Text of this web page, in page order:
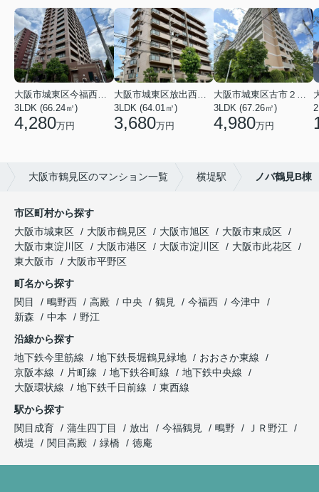
3LDK (66.24㎡)
4,280万円
3LDK (64.01㎡)
3,680万円
3LDK (67.26㎡)
4,980万円
大阪市鶴見区のマンション一覧 横堤駅 ノバ鶴見B棟
市区町村から探す
大阪市城東区
大阪市鶴見区 大阪市旭区
大阪市東成区
大阪市東淀川区
大阪市港区 大阪市淀川区
大阪市此花区
東大阪市
大阪市平野区
町名から探す
関目
鴫野西 高殿 中央 鶴見 今福西
今津中
新森
中本
野江
沿線から探す
地下鉄今里筋線
地下鉄長堀鶴見緑地
おおさか東線
京阪本線
片町線 地下鉄谷町線
地下鉄中央線
大阪環状線
地下鉄千日前線
東西線
駅から探す
関目成育
蒲生四丁目 放出 今福鶴見 鴫野
ＪＲ野江
横堤
関目高殿 緑橋 徳庵